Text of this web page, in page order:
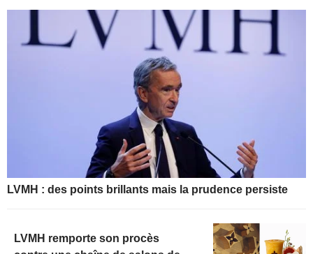
LVMH : des points brillants mais la prudence persiste
LVMH remporte son procès